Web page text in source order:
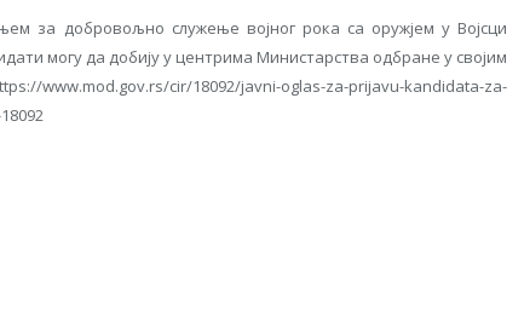
за добровољно служење војног рока са оружјем у Војсци
могу да добију у центрима Министарства одбране у својим
cir/18092/javni-oglas-za-prijavu-kandidata-za-